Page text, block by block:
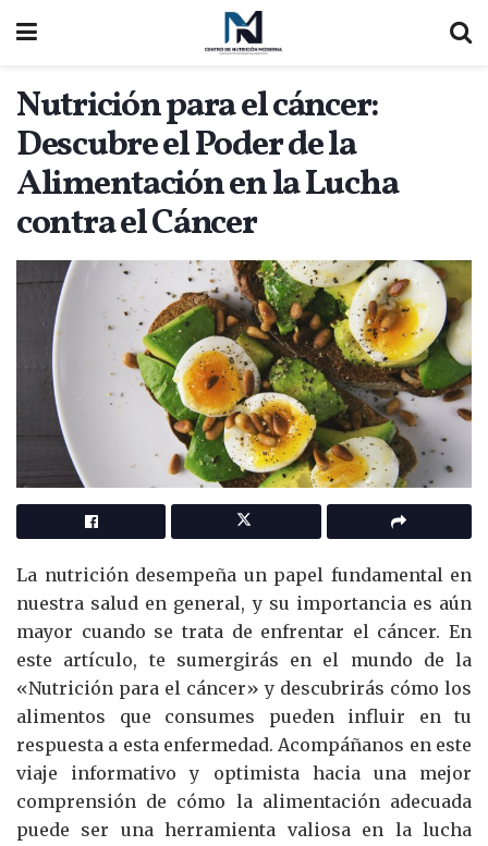
Nutrición para el cáncer:
Descubre el Poder de la
Alimentación en la Lucha
contra el Cáncer
La nutrición desempeña un papel fundamental en
nuestra salud en general, y su importancia es aún
mayor cuando se trata de enfrentar el cáncer. En
este artículo, te sumergirás en el mundo de la
«Nutrición para el cáncer» y descubrirás cómo los
alimentos que consumes pueden influir en tu
respuesta a esta enfermedad. Acompáñanos en este
viaje informativo y optimista hacia una mejor
comprensión de cómo la alimentación adecuada
puede ser una herramienta valiosa en la lucha